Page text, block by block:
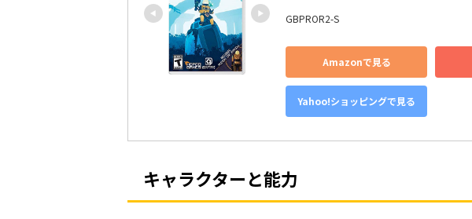
GBPROR2-S
Amazonで見る
Yahoo!ショッピングで見る
キャラクターと能力